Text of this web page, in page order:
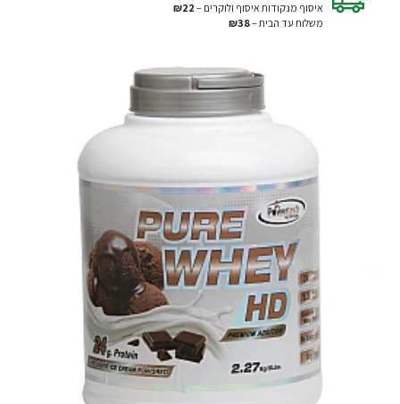
איסוף מנקודות איסוף ולוקרים – ₪22
משלוח עד הבית –₪38